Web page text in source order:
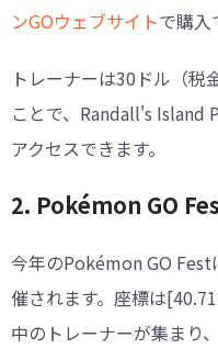
ンGOウェブサイトで購入
トレーナーは30ドル（税
ことで、Randall's Island
アクセスできます。
2. Pokémon GO
今年のPokémon GO
催されます。座標は
中のトレーナーが集まり